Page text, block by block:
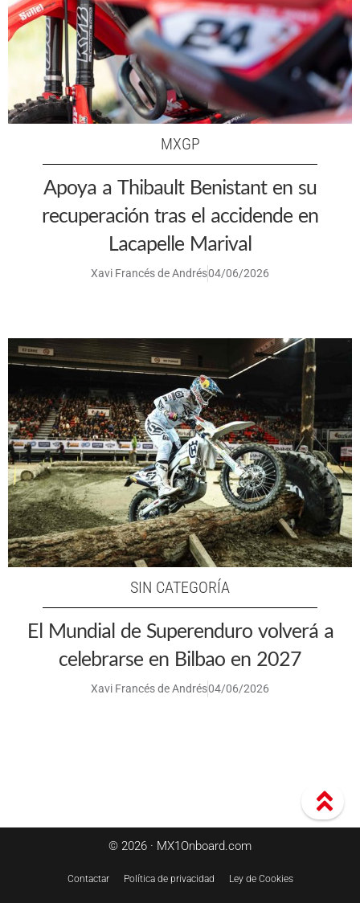
MXGP
Apoya a Thibault Benistant en su
recuperación tras el accidende en
Lacapelle Marival
Xavi Francés de Andrés04/06/2026
SIN CATEGORÍA
El Mundial de Superenduro volverá a
celebrarse en Bilbao en 2027
Xavi Francés de Andrés04/06/2026
© 2026 · MX1Onboard.com
Contactar Política de privacidad Ley de Cookies